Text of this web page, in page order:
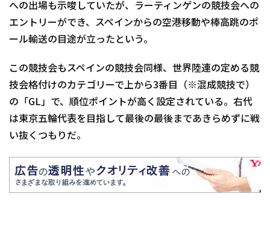
への出場も示唆していたが、ラーティンゲンの競技会への
エントリーができ、スペインからの空港移動や棒高跳のポ
ール輸送の目途が立ったという。
この競技会もスペインの競技会同様、世界陸連の定める競
技会格付けのカテゴリーで上から3番目（※混成競技で）
の「GL」で、順位ポイントが高く設定されている。右代
は東京五輪代表を目指して最後の最後まであきらめずに戦
い抜くつもりだ。